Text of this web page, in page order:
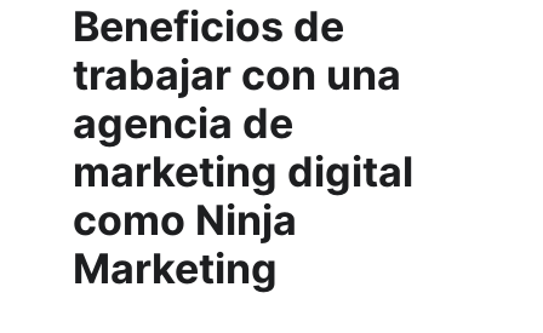
Beneficios de
trabajar con una
agencia de
marketing digital
como Ninja
Marketing